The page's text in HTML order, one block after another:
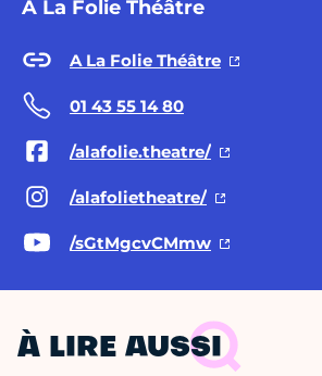
A La Folie Théâtre
A La Folie Théâtre
01 43 55 14 80
/alafolie.theatre/
/alafolietheatre/
/sGtMgcvCMmw
À LIRE AUSSI